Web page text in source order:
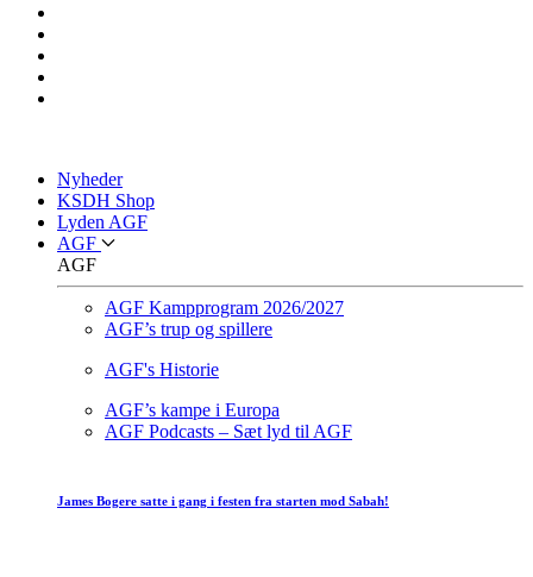
Nyheder
KSDH Shop
Lyden AGF
AGF
AGF
AGF Kampprogram 2026/2027
AGF’s trup og spillere
AGF's Historie
AGF’s kampe i Europa
AGF Podcasts – Sæt lyd til AGF
James Bogere satte i gang i festen fra starten mod Sabah!